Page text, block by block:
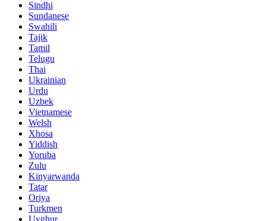
Sindhi
Sundanese
Swahili
Tajik
Tamil
Telugu
Thai
Ukrainian
Urdu
Uzbek
Vietnamese
Welsh
Xhosa
Yiddish
Yoruba
Zulu
Kinyarwanda
Tatar
Oriya
Turkmen
Uyghur